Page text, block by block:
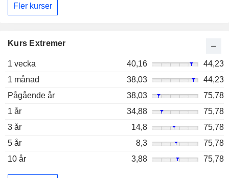
Fler kurser
Kurs Extremer
1 vecka 40,16
44,23
1 månad
38,03
44,23
Pågående år
38,03
75,78
1 år
34,88
75,78
3 år
14,8
75,78
5 år
8,3
75,78
10 år
3,88 75,78